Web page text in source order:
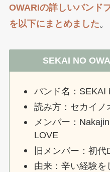
OWARIの詳しいバンド
を以下にまとめました。
SEKAI NO
バンド名：SEKAI
読み方：セカイノ
メンバー：
LOVE
旧メンバー：初代
由来：辛い経験